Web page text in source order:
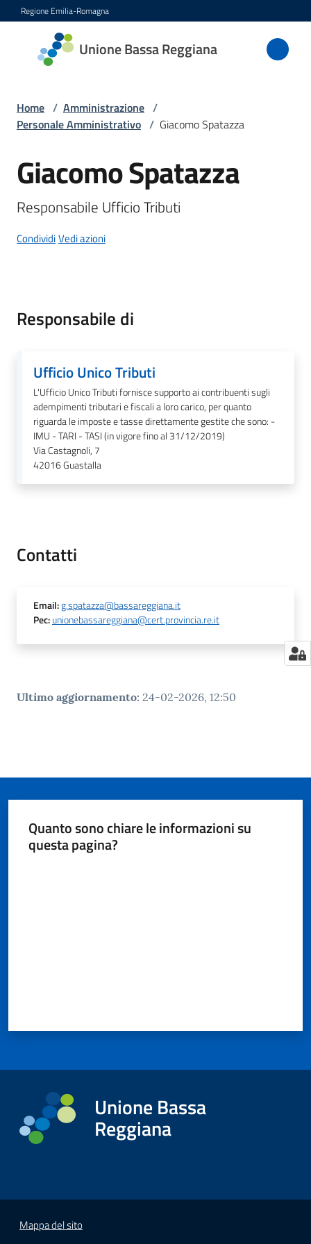
Vai al contenuto
Vai alla navigazione
Vai al footer
Regione Emilia-Romagna
Unione Bassa Reggiana
Unione
Bassa
Menu selezionato
Novità
Tutti
argomenti...
Seguici
Home / Amministrazione /
Personale Amministrativo / Giacomo Spatazza
Salta al contenuto
Giacomo Spatazza
Responsabile Ufficio Tributi
CondividiVedi azioni
Responsabile di
Ufficio Unico Tributi
L'Ufficio Unico Tributi fornisce supporto ai contribuenti sugli
adempimenti tributari e fiscali a loro carico, per quanto
riguarda le imposte e tasse direttamente gestite che sono: -
IMU - TARI - TASI (in vigore fino al 31/12/2019)
Via Castagnoli, 7
42016Guastalla
Contatti
Email:g.spatazza@bassareggiana.it
Pec:unionebassareggiana@cert.provincia.re.it
Ultimo aggiornamento: 24-02-2026, 12:50
Quanto sono chiare le informazioni su
questa pagina?
Unione Bassa
Reggiana
Mappa del sito